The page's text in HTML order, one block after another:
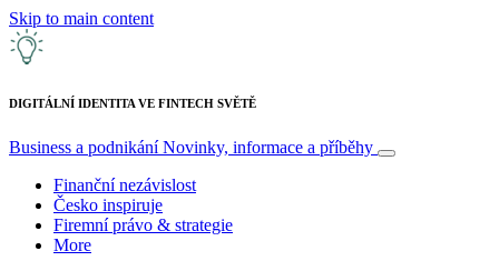
Skip to main content
DIGITÁLNÍ IDENTITA VE FINTECH SVĚTĚ
Business a podnikáníNovinky, informace a příběhy
Finanční nezávislost
Česko inspiruje
Firemní právo & strategie
More